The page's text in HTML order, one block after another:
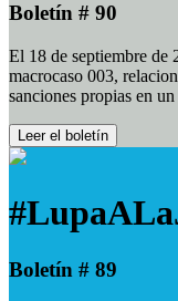
Boletín # 90
El 18 de septiembre de
macrocaso 003,
sanciones propias en
Leer el boletín
Boletín # 89